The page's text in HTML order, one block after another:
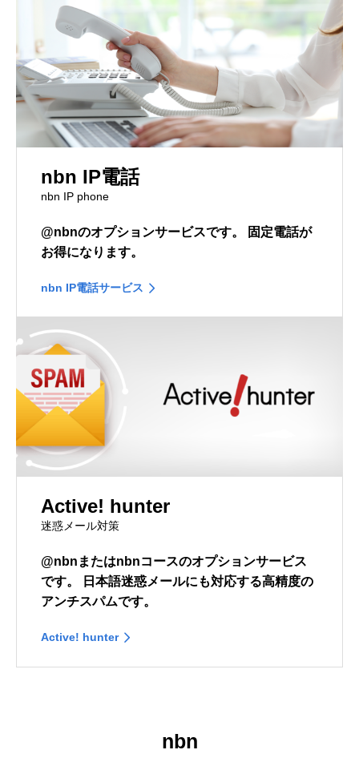
nbn IP電話
nbn IP phone
@nbnのオプションサービスです。
固定電話が
お得になります。
nbn IP電話サービス
Active! hunter
迷惑メール対策
@nbnまたはnbnコースのオプションサービス
です。
日本語迷惑メールにも対応する高精度の
アンチスパムです。
Active! hunter
nbn